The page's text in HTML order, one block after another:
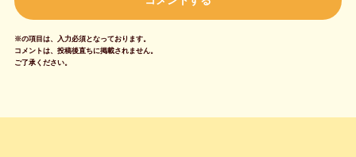
※の項目は、入力必須となっております。
コメントは、投稿後直ちに掲載されません。
ご了承ください。